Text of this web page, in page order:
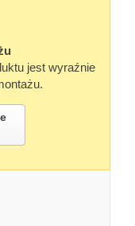
jest wyraźnie